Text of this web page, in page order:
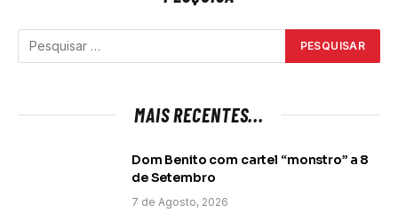
MAIS RECENTES...
Dom Benito com cartel “monstro” a 8
de Setembro
7 de Agosto, 2026